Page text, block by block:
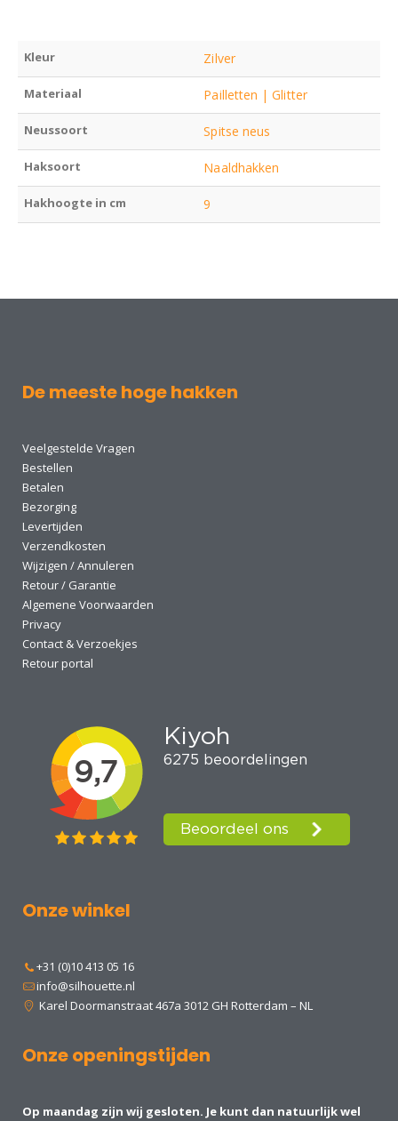
Kleur Zilver
Materiaal Pailletten | Glitter
Neussoort Spitse neus
Haksoort Naaldhakken
Hakhoogte in cm 9
De meeste hoge hakken
Veelgestelde Vragen
Bestellen
Betalen
Bezorging
Levertijden
Verzendkosten
Wijzigen / Annuleren
Retour / Garantie
Algemene Voorwaarden
Privacy
Contact & Verzoekjes
Retour portal
Onze winkel
+31 (0)10 413 05 16
info@silhouette.nl
Karel Doormanstraat 467a 3012 GH Rotterdam – NL
Onze openingstijden
Op maandag zijn wij gesloten. Je kunt dan natuurlijk wel